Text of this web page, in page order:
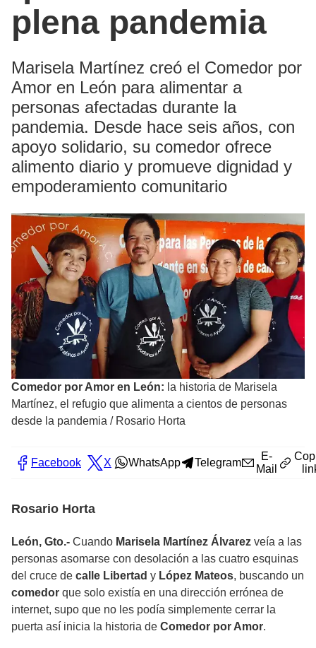
plena pandemia
Marisela Martínez creó el Comedor por
Amor en León para alimentar a
personas afectadas durante la
pandemia. Desde hace seis años, con
apoyo solidario, su comedor ofrece
alimento diario y promueve dignidad y
empoderamiento comunitario
Comedor por Amor en León: la historia de Marisela
Martínez, el refugio que alimenta a cientos de personas
desde la pandemia / Rosario Horta
Facebook X WhatsApp Telegram
E-
Mail
Rosario Horta
León, Gto.- Cuando Marisela Martínez Álvarez veía a las
personas asomarse con desolación a las cuatro esquinas
del cruce de calle Libertad y López Mateos, buscando un
comedor que solo existía en una dirección errónea de
internet, supo que no les podía simplemente cerrar la
puerta así inicia la historia de Comedor por Amor.